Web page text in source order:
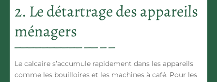
2. Le détartrage des appareils
ménagers
Le calcaire s’accumule rapidement dans les appareils
comme les bouilloires et les machines à café. Pour les